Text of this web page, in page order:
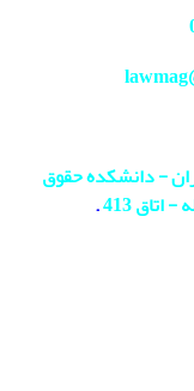
- دانشکده حقوق
.